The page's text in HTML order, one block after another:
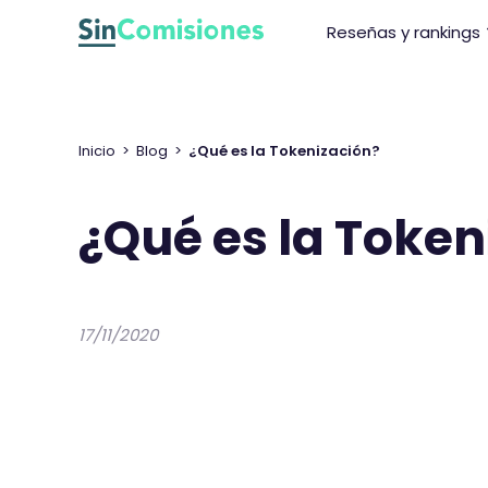
Reseñas y rankings
Inicio > Blog > ¿Qué es la Tokenización?
¿Qué es la
17/11/2020